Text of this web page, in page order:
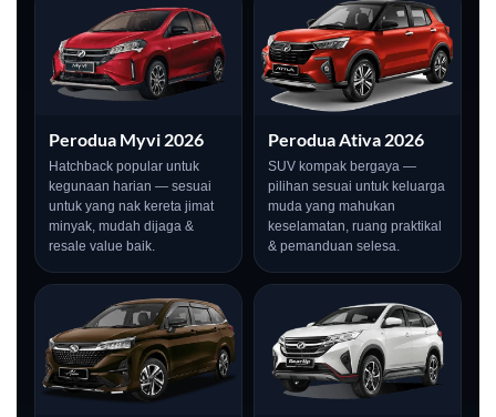
LIVE
Perodua Myvi 2026
Hatchback popular untuk
kegunaan harian — sesuai
untuk yang nak kereta jimat
minyak, mudah dijaga &
resale value baik.
Perodua Ativa 2026
SUV kompak bergaya —
pilihan sesuai untuk keluarga
muda yang mahukan
keselamatan, ruang praktikal
& pemanduan selesa.